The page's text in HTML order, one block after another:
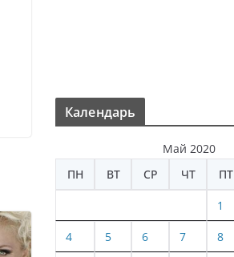
Календарь
Май 2020
ПН
ВТ СР ЧТ ПТ
1
4 5 6 7 8